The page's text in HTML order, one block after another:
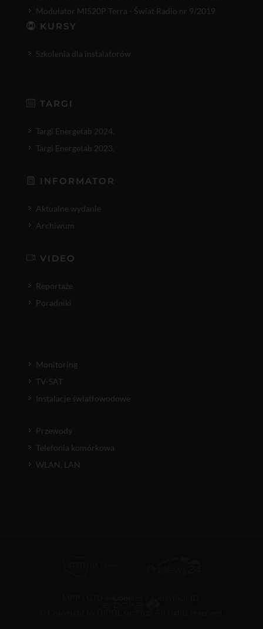
Modulator MI520P Terra - Świat Radio nr 9/2019
KURSY
Szkolenia dla instalatorów
TARGI
Targi Energetab 2024.
Targi Energetab 2023.
INFORMATOR
Aktualne wydanie
Archiwum
VIDEO
Reportaże
Poradniki
Monitoring
TV-SAT
Instalacje światłowodowe
Przewody
Telefonia komórkowa
WLAN, LAN